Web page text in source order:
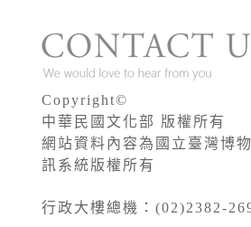
Copyright©
中華民國文化部 版權所有
網站資料內容為國立臺灣博
訊系統版權所有
行政大樓總機：(02)2382-